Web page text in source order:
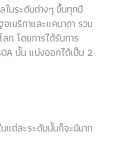
นระดับต่างๆ ขึ้นทุกปี
มริกาและแคนาดา รวม
ก โดยการได้รับการ
นั้น แบ่งออกได้เป็น 2
แต่ละระดับนั้นก็จะมีมาก